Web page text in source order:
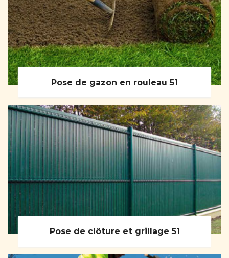
Pose de gazon en rouleau 51
Pose de clôture et grillage 51